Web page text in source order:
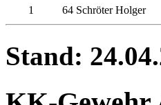
1
64 Schröter Holger
Stand: